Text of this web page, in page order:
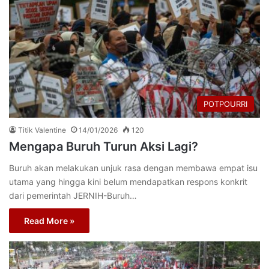
POTPOURRI
Titik Valentine 14/01/2026 120
Mengapa Buruh Turun Aksi Lagi?
Buruh akan melakukan unjuk rasa dengan membawa empat isu
utama yang hingga kini belum mendapatkan respons konkrit
dari pemerintah JERNIH-Buruh…
Read More »